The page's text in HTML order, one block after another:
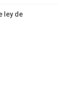
ley de